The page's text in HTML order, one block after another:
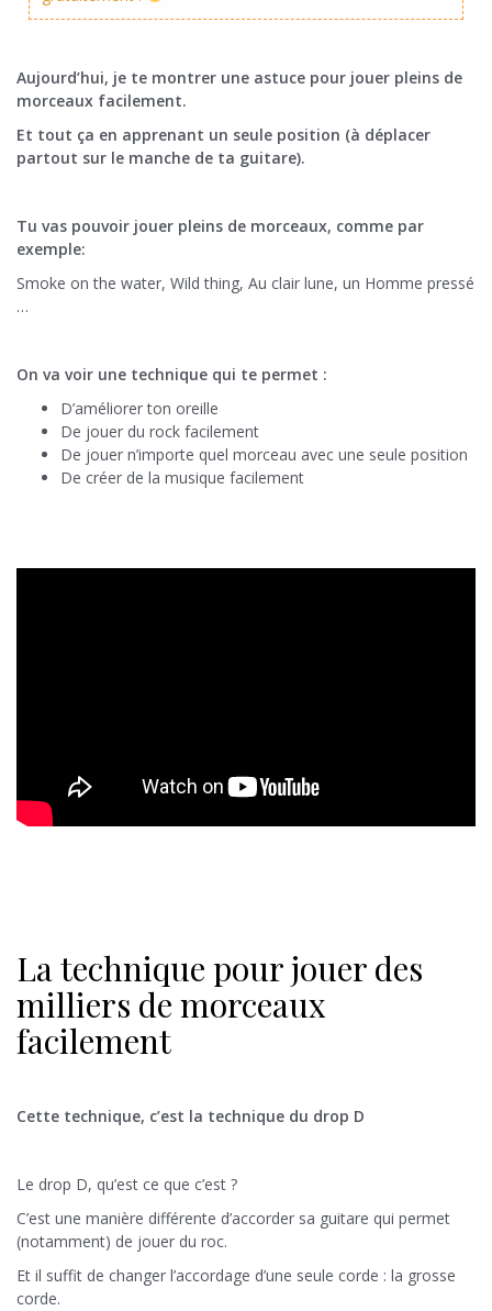
Aujourd’hui, je te montrer une astuce pour jouer pleins de
morceaux facilement.
Et tout ça en apprenant un seule position (à déplacer
partout sur le manche de ta guitare).
Tu vas pouvoir jouer pleins de morceaux, comme par
exemple:
Smoke on the water, Wild thing, Au clair lune, un Homme pressé
…
On va voir une technique qui te permet :
D’améliorer ton oreille
De jouer du rock facilement
De jouer n’importe quel morceau avec une seule position
De créer de la musique facilement
La technique pour jouer des
milliers de morceaux
facilement
Cette technique, c’est la technique du drop D
Le drop D, qu’est ce que c’est ?
C’est une manière différente d’accorder sa guitare qui permet
(notamment) de jouer du roc.
Et il suffit de changer l’accordage d’une seule corde : la grosse
corde.